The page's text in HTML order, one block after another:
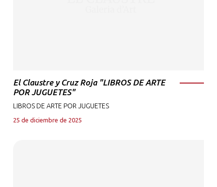
El Claustre y Cruz Roja "LIBROS DE ARTE
POR JUGUETES"
LIBROS DE ARTE POR JUGUETES
25 de diciembre de 2025